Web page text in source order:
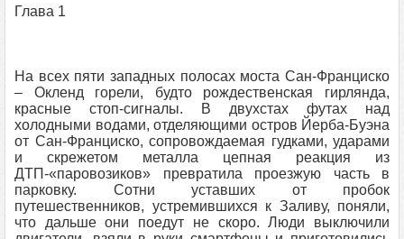
Глава 1
На всех пяти западных полосах моста Сан-Франциско
– Окленд горели, будто рождественская гирлянда,
красные стоп-сигналы. В двухстах футах над
холодными водами, отделяющими остров Йерба-Буэна
от Сан-Франциско, сопровождаемая гудками, ударами
и скрежетом металла цепная реакция из
ДТП-«паровозиков» превратила проезжую часть в
парковку. Сотни уставших от пробок
путешественников, устремившихся к Заливу, поняли,
что дальше они поедут не скоро. Люди выключили